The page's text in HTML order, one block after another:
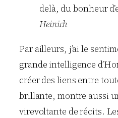
delà, du bonheur
Heinich
Par ailleurs, j’ai le
grande intelligence
créer des liens entre
brillante, montre aussi
virevoltante de récits.